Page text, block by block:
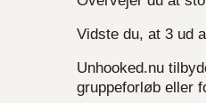
Vidste du, at 3 ud
Unhooked.nu
gruppeforløb eller